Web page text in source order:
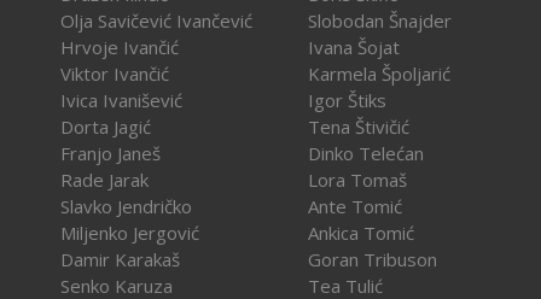
Olja Savičević Ivančević
Hrvoje Ivančić
Viktor Ivančić
Ivica Ivanišević
Dorta Jagić
Franjo Janeš
Rade Jarak
Slavko Jendričko
Miljenko Jergović
Damir Karakaš
Senko Karuza
Slobodan Šnajder
Ivana Šojat
Karmela Špoljarić
Igor Štiks
Tena Štivičić
Dinko Telećan
Lora Tomaš
Ante Tomić
Ankica Tomić
Goran Tribuson
Tea Tulić